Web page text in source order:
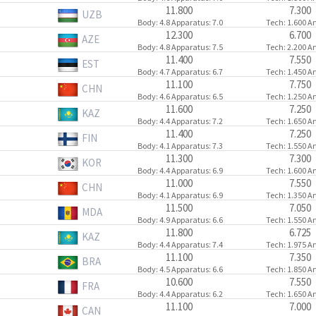
UZB 11.800
Body: 4.8Apparatus: 7.0
7.300
Tech: 1.600
AZE 12.300
Body: 4.8Apparatus: 7.5
6.700
Tech: 2.200
EST 11.400
Body: 4.7Apparatus: 6.7
7.550
Tech: 1.450
CHN 11.100
Body: 4.6Apparatus: 6.5
7.750
Tech: 1.250
KAZ 11.600
Body: 4.4Apparatus: 7.2
7.250
Tech: 1.650
FIN 11.400
Body: 4.1Apparatus: 7.3
7.250
Tech: 1.550
KOR 11.300
Body: 4.4Apparatus: 6.9
7.300
Tech: 1.600
CHN 11.000
Body: 4.1Apparatus: 6.9
7.550
Tech: 1.350
MDA 11.500
Body: 4.9Apparatus: 6.6
7.050
Tech: 1.550
KAZ 11.800
Body: 4.4Apparatus: 7.4
6.725
Tech: 1.975
BRA 11.100
Body: 4.5Apparatus: 6.6
7.350
Tech: 1.850
FRA 10.600
Body: 4.4Apparatus: 6.2
7.550
Tech: 1.650
CAN 11.100 7.000